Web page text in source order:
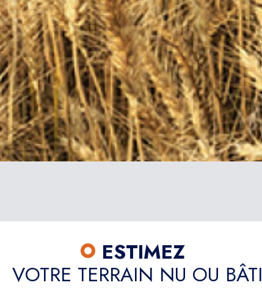
ESTIMEZ
VOTRE TERRAIN NU OU BÂTI